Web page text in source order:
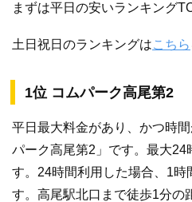
まずは平日の安いランキング
土日祝日のランキングはこちら
1位 コムパーク高尾第2
平日最大料金があり、かつ時
パーク高尾第2」です。最大24
す。24時間利用した場合、1時
す。高尾駅北口まで徒歩1分の